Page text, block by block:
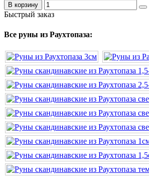
В корзину
Быстрый заказ
Все руны из Раухтопаза: